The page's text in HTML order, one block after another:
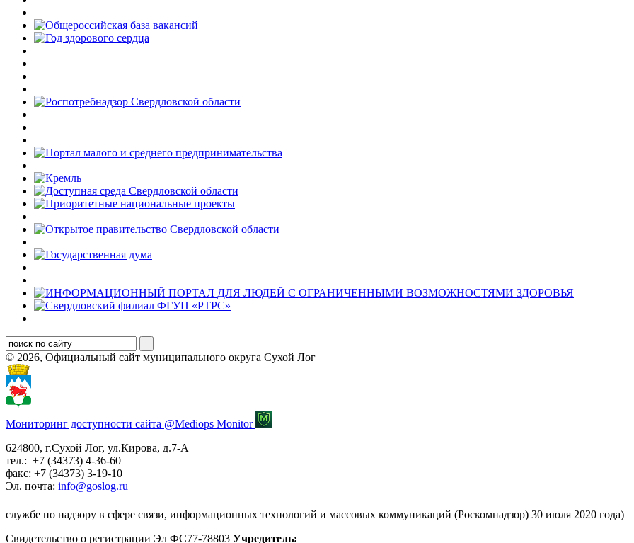
© 2026, Официальный сайт муниципального округа Сухой Лог
Мониторинг доступности сайта @Mediops Monitor
624800, г.Сухой Лог, ул.Кирова, д.7-А
тел.: +7 (34373) 4-36-60
факс: +7 (34373) 3-19-10
Эл. почта: info@goslog.ru
службе по надзору в сфере связи, информационных технологий и массовых коммуникаций (Роскомнадзор) 30 июля 2020 года)
Свидетельство о регистрации Эл ФС77-78803 Учредитель: